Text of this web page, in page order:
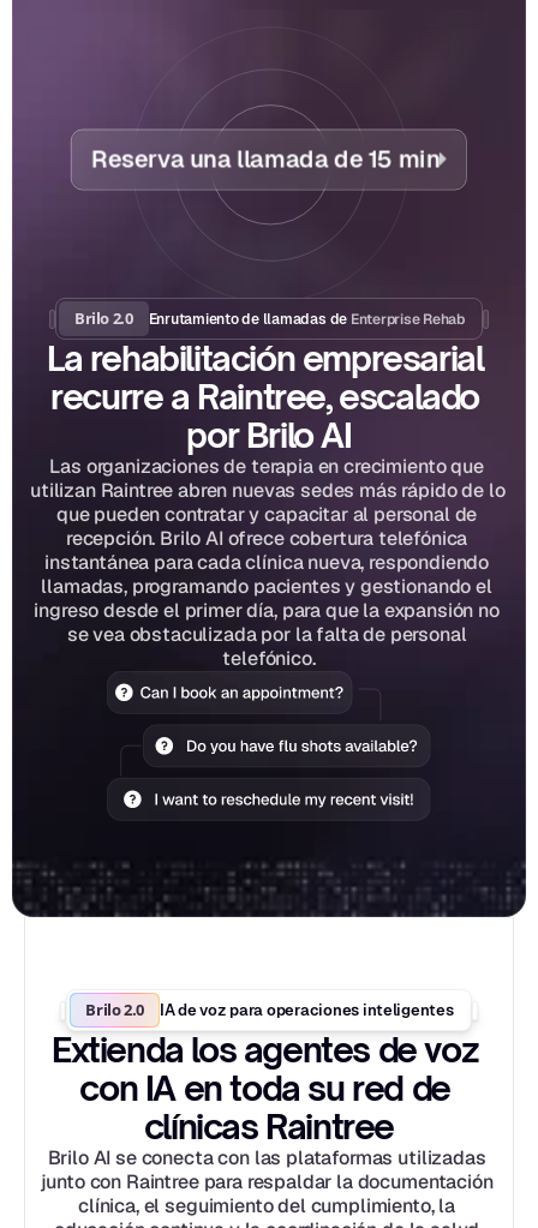
Brilo 2.0 Enrutamiento de llamadas de Enterprise Rehab
La rehabilitación empresarial
recurre a Raintree, escalado
por Brilo AI
Las organizaciones de terapia en crecimiento que
utilizan Raintree abren nuevas sedes más rápido de lo
que pueden contratar y capacitar al personal de
recepción. Brilo AI ofrece cobertura telefónica
instantánea para cada clínica nueva, respondiendo
llamadas, programando pacientes y gestionando el
ingreso desde el primer día, para que la expansión no
se vea obstaculizada por la falta de personal
telefónico.
Reserva una llamada de 15 min
Brilo 2.0 IA de voz para operaciones inteligentes
Extienda los agentes de voz
con IA en toda su red de
clínicas Raintree
Brilo AI se conecta con las plataformas utilizadas
junto con Raintree para respaldar la documentación
clínica, el seguimiento del cumplimiento, la